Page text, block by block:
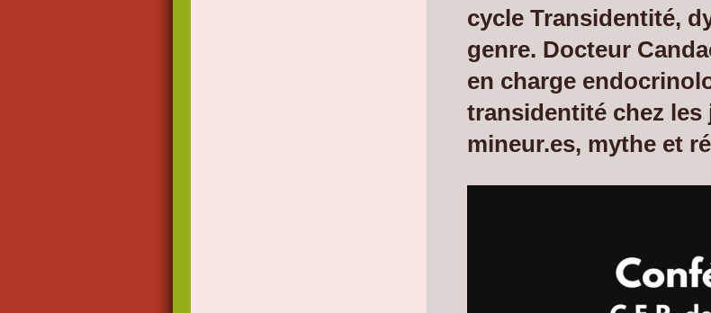
cycle Transidentité,
genre. Docteur
en charge
transidentité chez les
mineur.es, mythe et